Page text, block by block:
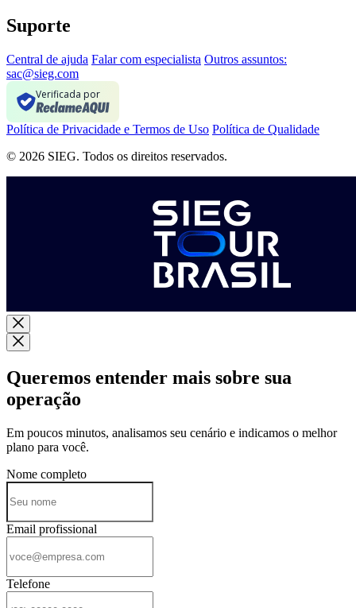
Suporte
Central de ajuda Falar com especialista Outros assuntos:
sac@sieg.com
Verificada por
Política de Privacidade e Termos de Uso Política de Qualidade
© 2026 SIEG. Todos os direitos reservados.
Queremos entender mais sobre sua
operação
Em poucos minutos, analisamos seu cenário e indicamos o melhor
plano para você.
Nome completo
Email profissional
Telefone